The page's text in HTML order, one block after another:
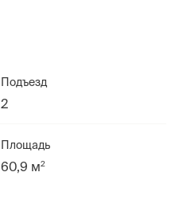
Подъезд
2
Площадь
60,9 м2